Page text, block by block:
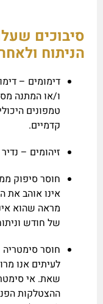
סיבוכים
הניתוח
דימומים –
ו/או המתנה
טמפונים
קדמיים.
זיהומים –
חוסר סיפוק
אינו אוהב את
מראה שהוא
של חודש
חוסר
לעיתים אנו
שאת. אי
ההצטלקות